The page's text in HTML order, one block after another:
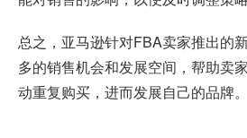
总之，亚马逊针对FBA卖家推出的
多的销售机会和发展空间，帮助卖
动重复购买，进而发展自己的品牌。